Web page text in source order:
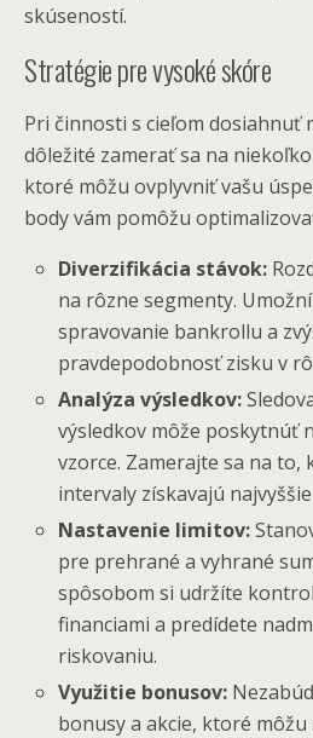
skúseností.
Stratégie pre vysoké skóre
Pri činnosti s cieľom dosiahnuť
dôležité zamerať sa na
ktoré môžu ovplyvniť vašu
body vám pomôžu
Diverzifikácia stávok:
na rôzne segmenty.
spravovanie bankrollu a
pravdepodobnosť zisku v
Analýza výsledkov:
výsledkov môže poskytnúť
vzorce. Zamerajte sa na to,
intervaly získavajú
Nastavenie limitov:
pre prehrané a vyhrané
spôsobom si udržíte
financiami a predídete
riskovaniu.
Využitie bonusov:
bonusy a akcie, ktoré